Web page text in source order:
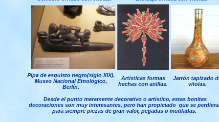
Pipa de esquisto negro(siglo XIX).
Museo Nacional Etnológico,
Berlín.
Artísticas formas
hechas con anillas.
Jarrón tapizado
vitolas.
Desde el punto meramente decorativo o artístico, estas bonitas
decoraciones son muy interesantes, pero han propiciado que se
para siempre piezas de gran valor, pegadas o mutiladas.